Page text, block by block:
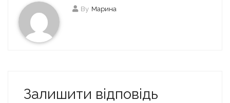
By Марина
Залишити відповідь